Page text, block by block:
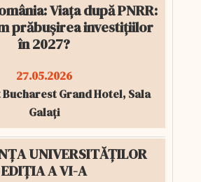
Viața după PNRR:
prăbușirea investițiilor
în 2027?
27.05.2026
Grand Hotel, Sala
Galați
UNIVERSITĂȚILOR
EDIȚIA A VI-A